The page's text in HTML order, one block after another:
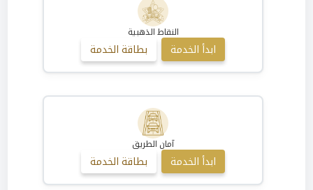
النقاط الذهبية
ابدأ الخدمة بطاقة الخدمة
آمان الطريق
ابدأ الخدمة بطاقة الخدمة